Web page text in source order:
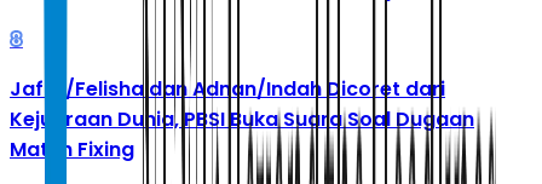
8
Jafar/Felisha dan Adnan/Indah Dicoret dari
Kejuaraan Dunia, PBSI Buka Suara Soal Dugaan
Match Fixing